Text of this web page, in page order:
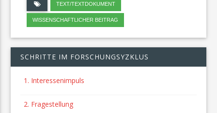
SCHRITTE IM FORSCHUNGSYZKLUS
1. Interessenimpuls
2. Fragestellung
TEXT/TEXTDOKUMENT
WISSENSCHAFTLICHER BEITRAG